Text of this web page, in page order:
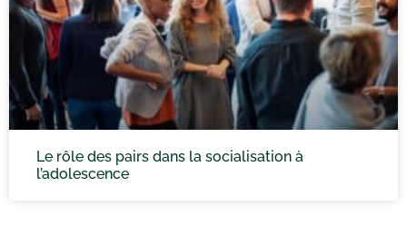
Le rôle des pairs dans la socialisation à
l’adolescence